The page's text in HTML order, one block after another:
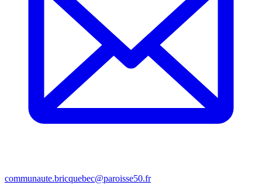
communaute.bricquebec@paroisse50.fr